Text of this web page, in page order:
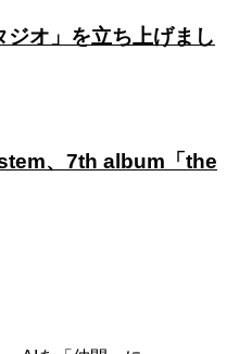
オ」を立ち上げまし
、7th album「the